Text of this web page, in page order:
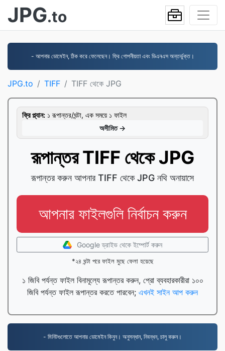
JPG.to
- আপনার ডোমেইন, ঠিক করে ফেলেছেন। ফ্রি গোপনীয়তা এবং ডিএনএস অন্তর্ভুক্ত।
JPG.to TIFF TIFF থেকে JPG
ফ্রি প্ল্যান: ১ রূপান্তর/ঘন্টা, এক সময়ে ১ ফাইল
অসীমিত →
রূপান্তর TIFF থেকে JPG
রূপান্তর করুন আপনার TIFF থেকে JPG নথি অনায়াসে
আপনার ফাইলগুলি নির্বাচন করুন
Google ড্রাইভ থেকে ইম্পোর্ট করুন
*২৪ ঘন্টা পরে ফাইল মুছে ফেলা হয়েছে
১ জিবি পর্যন্ত ফাইল বিনামূল্যে রূপান্তর করুন, প্রো ব্যবহারকারীরা ১০০
জিবি পর্যন্ত ফাইল রূপান্তর করতে পারবেন; এখনই সাইন আপ করুন
- মিনিটগুলোতে আপনার ডোমেইন কিনুন। অনুসন্ধান, নিবন্ধন, চালু করুন।